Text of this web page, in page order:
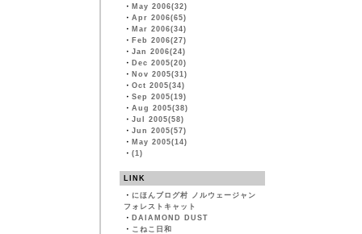
・ May 2006(32)
・ Apr 2006(65)
・ Mar 2006(34)
・ Feb 2006(27)
・ Jan 2006(24)
・ Dec 2005(20)
・ Nov 2005(31)
・ Oct 2005(34)
・ Sep 2005(19)
・ Aug 2005(38)
・ Jul 2005(58)
・ Jun 2005(57)
・ May 2005(14)
・ (1)
LINK
・ にほんブログ村 ノルウェージャン
フォレストキャット
・ DAIAMOND DUST
・ こねこ日和